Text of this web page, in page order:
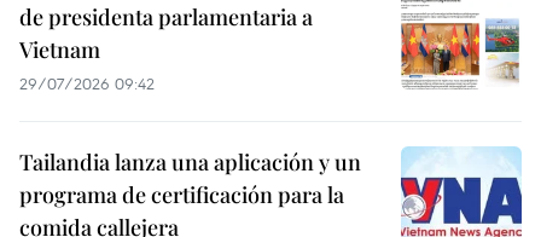
de presidenta parlamentaria a
Vietnam
29/07/2026 09:42
Tailandia lanza una aplicación y un
programa de certificación para la
comida callejera